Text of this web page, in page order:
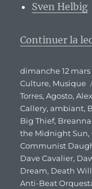
Sven Helbig
Continuer la
Publié
le
dimanche 12 mars
Culture, Musique
Torres,Agosto,
Callery,ambiant,
Big Thief,
the Midnight Sun,
Communist
Dave Cavalier,
Dream, Death
Anti-Beat